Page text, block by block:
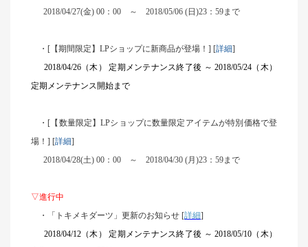
2018/04/27(金) 00：00 ～ 2018/05/06 (日)23：59まで
・[【期間限定】LPショップに新商品が登場！] [詳細]
2018/04/26（木） 定期メンテナンス終了後 ～ 2018/05/24（木）
定期メンテナンス開始まで
・[【数量限定】LPショップに数量限定アイテムが特別価格で登
場！] [詳細]
2018/04/28(土) 00：00 ～ 2018/04/30 (月)23：59まで
▽進行中
・「トキメキダーツ」更新のお知らせ [詳細]
2018/04/12（木） 定期メンテナンス終了後 ～ 2018/05/10（木）